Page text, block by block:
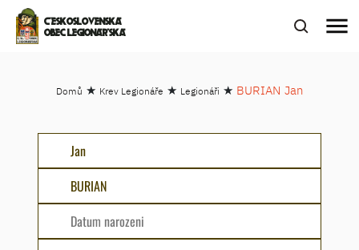
ČESKOSLOVENSKÁ
OBEC LEGIONÁŘSKÁ
menu
Domů ★ Krev Legionáře ★ Legionáři ★ BURIAN Jan